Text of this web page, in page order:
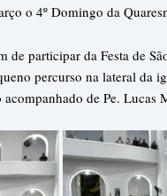
o 4º Domingo da
de participar da Festa de
percurso na lateral da
de Pe. Lucas